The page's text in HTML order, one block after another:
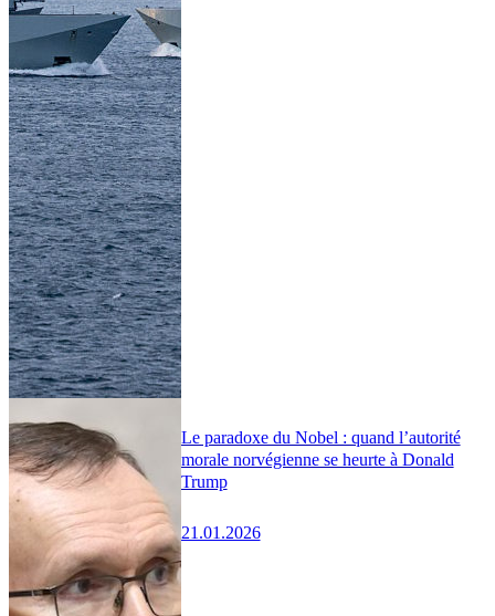
Le paradoxe du Nobel : quand l’autorité
morale norvégienne se heurte à Donald
Trump
21.01.2026